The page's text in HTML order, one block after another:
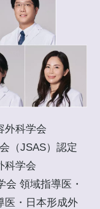
外科学会
（JSAS）認定
科学会
会 領域指導医・
医・日本形成外